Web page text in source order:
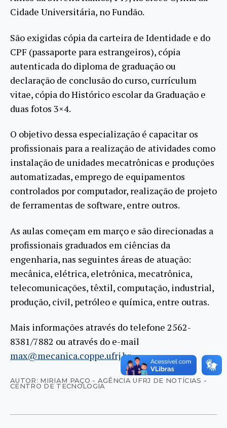
Cidade Universitária, no Fundão.
São exigidas cópia da carteira de Identidade e do
CPF (passaporte para estrangeiros), cópia
autenticada do diploma de graduação ou
declaração de conclusão do curso, currículum
vitae, cópia do Histórico escolar da Graduação e
duas fotos 3×4.
O objetivo dessa especialização é capacitar os
profissionais para a realização de atividades como
instalação de unidades mecatrônicas e produções
automatizadas, emprego de equipamentos
controlados por computador, realização de projeto
de ferramentas de software, entre outros.
As aulas começam em março e são direcionadas a
profissionais graduados em ciências da
engenharia, nas seguintes áreas de atuação:
mecânica, elétrica, eletrônica, mecatrônica,
telecomunicações, têxtil, computação, industrial,
produção, civil, petróleo e química, entre outras.
Mais informações através do telefone 2562-
8381/7882 ou através do e-mail
max@mecanica.coppe.ufrj.br.
AUTOR: MIRIAM PAÇO - AGÊNCIA UFRJ DE NOTÍCIAS -
CENTRO DE TECNOLOGIA